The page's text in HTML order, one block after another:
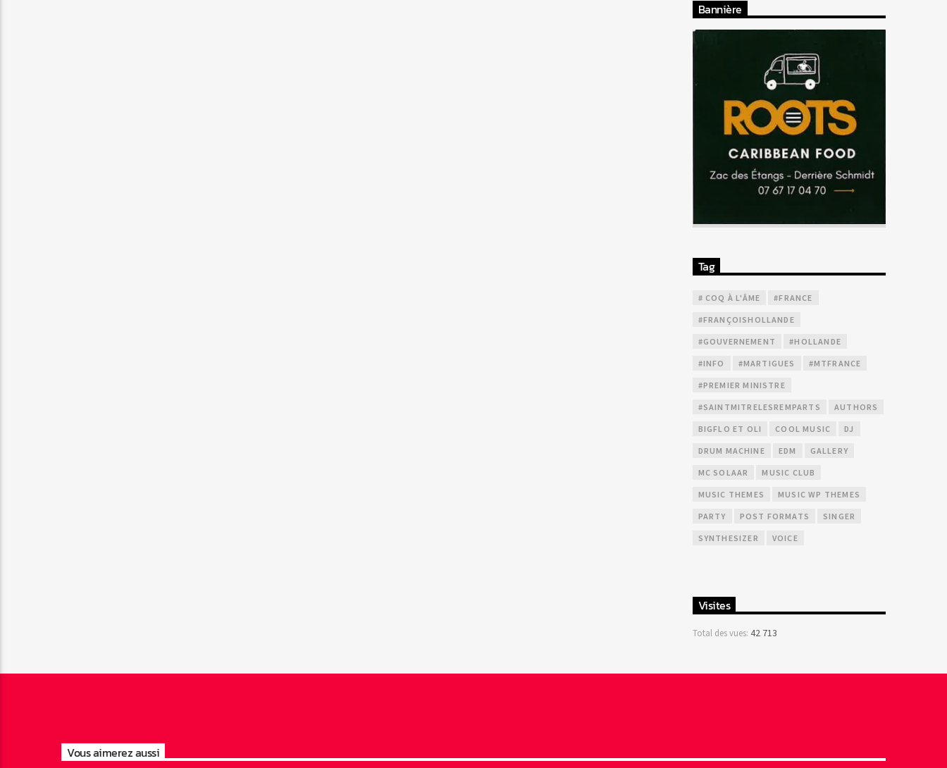
Bannière
Tag
# COQ À L'ÂME #FRANCE
#FRANÇOISHOLLANDE
#GOUVERNEMENT #HOLLANDE
#INFO #MARTIGUES #MTFRANCE
#PREMIER MINISTRE
#SAINTMITRELESREMPARTS AUTHORS
BIGFLO ET OLI COOL MUSIC DJ
DRUM MACHINE EDM GALLERY
MC SOLAAR MUSIC CLUB
MUSIC THEMES MUSIC WP THEMES
PARTY POST FORMATS SINGER
SYNTHESIZER VOICE
Visites
Total des vues: 42 713
Vous aimerez aussi